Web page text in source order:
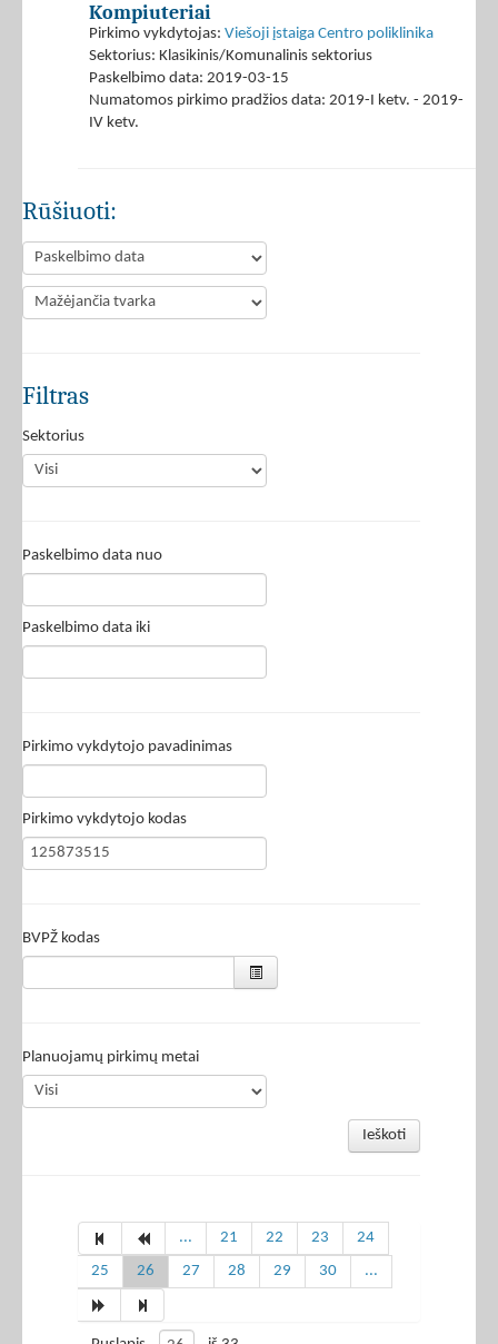
Kompiuteriai
Pirkimo vykdytojas: Viešoji įstaiga Centro poliklinika
Sektorius: Klasikinis/Komunalinis sektorius
Paskelbimo data: 2019-03-15
Numatomos pirkimo pradžios data: 2019-I ketv. - 2019-
IV ketv.
Rūšiuoti:
Filtras
Sektorius
Paskelbimo data nuo
Paskelbimo data iki
Pirkimo vykdytojo pavadinimas
Pirkimo vykdytojo kodas
BVPŽ kodas
Planuojamų pirkimų metai
Ieškoti
... 21 22 23
24
25
26 27 28 29 30 ...